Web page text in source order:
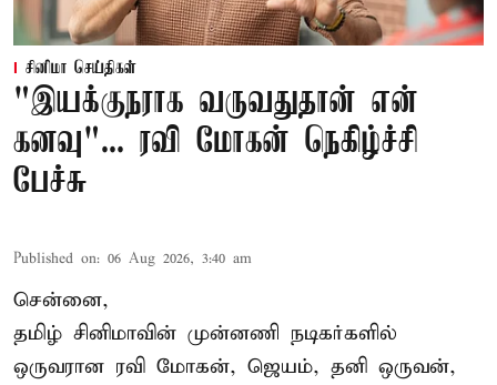
சினிமா செய்திகள்
"இயக்குநராக வருவதுதான் என்
கனவு"... ரவி மோகன் நெகிழ்ச்சி
பேச்சு
Published on: 06 Aug 2026, 3:40 am
சென்னை,
தமிழ் சினிமாவின் முன்னணி நடிகர்களில்
ஒருவரான ரவி மோகன், ஜெயம், தனி ஒருவன்,